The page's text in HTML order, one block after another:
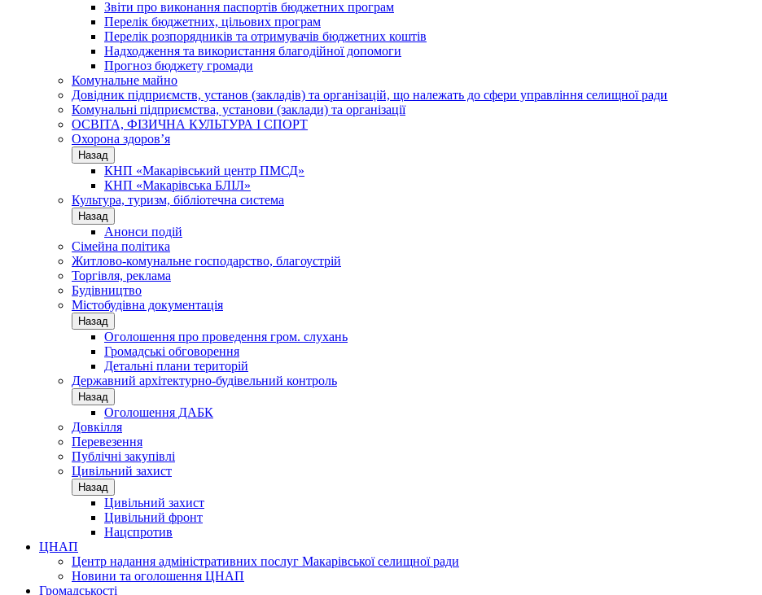
Звіти про виконання паспортів бюджетних програм
Перелік бюджетних, цільових програм
Перелік розпорядників та отримувачів бюджетних коштів
Надходження та використання благодійної допомоги
Прогноз бюджету громади
Комунальне майно
Довідник підприємств, установ (закладів) та організацій, що належать до сфери управління селищної ради
Комунальні підприємства, установи (заклади) та організації
ОСВІТА, ФІЗИЧНА КУЛЬТУРА І СПОРТ
Охорона здоров’я
Назад
КНП «Макарівський центр ПМСД»
КНП «Макарівська БЛІЛ»
Культура, туризм, бібліотечна система
Назад
Анонси подій
Сімейна політика
Житлово-комунальне господарство, благоустрій
Торгівля, реклама
Будівництво
Містобудівна документація
Назад
Оголошення про проведення гром. слухань
Громадські обговорення
Детальні плани територій
Державний архітектурно-будівельний контроль
Назад
Оголошення ДАБК
Довкілля
Перевезення
Публічні закупівлі
Цивільний захист
Назад
Цивільний захист
Цивільний фронт
Нацспротив
ЦНАП
Центр надання адміністративних послуг Макарівської селищної ради
Новини та оголошення ЦНАП
Громадськості